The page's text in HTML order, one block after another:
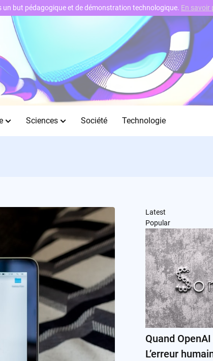
Sciences Société Technologie
Latest
Popular
Quand
L’erreur
but pédagogique et de démonstration technologique. En savoir